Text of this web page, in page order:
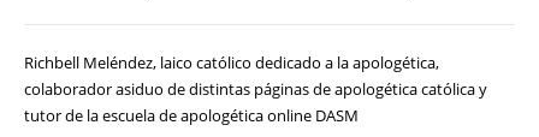
Richbell Meléndez, laico católico dedicado a la apologética,
colaborador asiduo de distintas páginas de apologética católica y
tutor de la escuela de apologética online DASM